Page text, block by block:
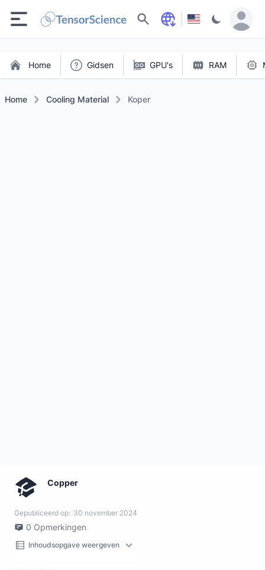
Zoeken
Home Gidsen GPU's RAM
Home Cooling Material Koper
Copper
Gepubliceerd op: 30 november 2024
0 Opmerkingen
Inhoudsopgave weergeven